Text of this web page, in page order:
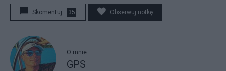
Skomentuj 35 Obserwuj notkę
O mnie
GPS